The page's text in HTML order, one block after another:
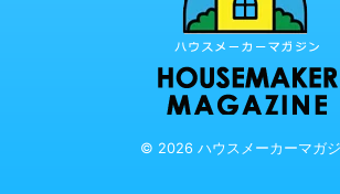
© 2026 ハウスメーカーマガ